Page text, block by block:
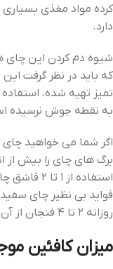
کرده مواد مغذی
دارد.
شیوه دم کردن این چای
که باید در نظر گرفت
تمیز تهیه شده،
به نقطه جوش نرسیده
اگر شما می ‌خواهید چای
برگ‌ های چای را بیش از
استفاده
فواید بی ‌نظیر چای
روزانه ۲ تا ۴ فنجان از آن را بنوشید.
میزان کافئین